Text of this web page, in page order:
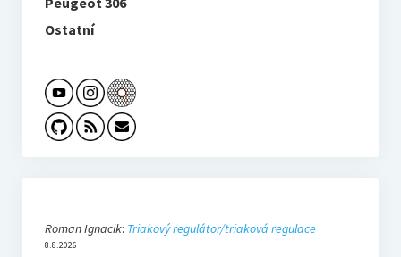
Ostatní
Roman Ignacik: Triakový regulátor/triaková regulace
8.8.2026